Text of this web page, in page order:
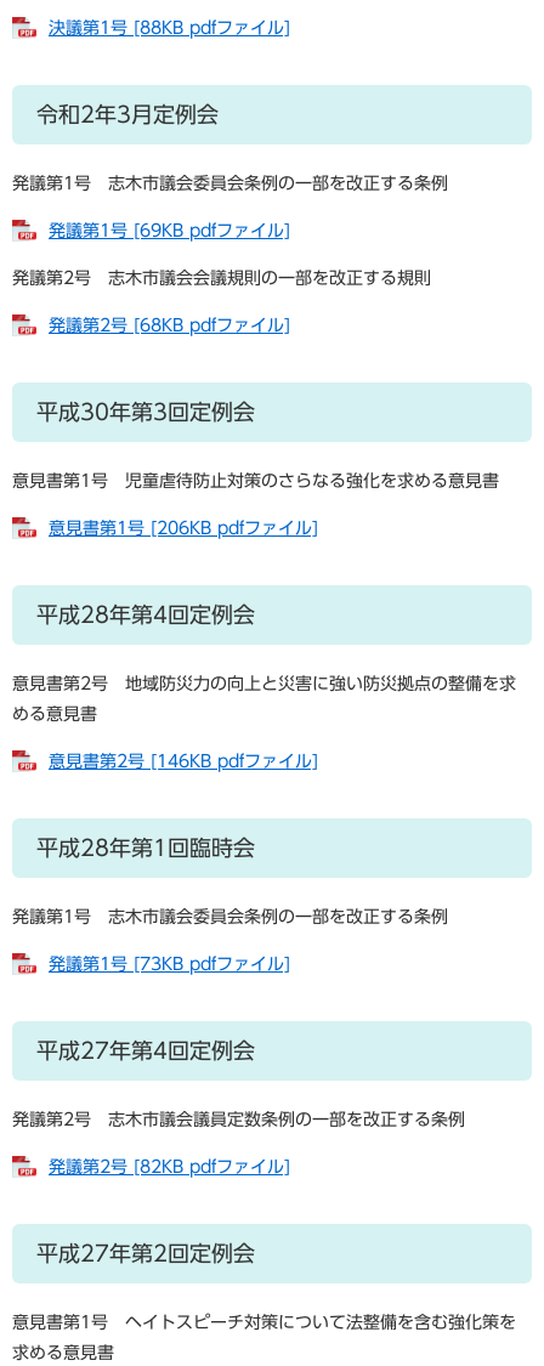
決議第1号 [88KB pdfファイル]
令和2年3月定例会
発議第1号 志木市議会委員会条例の一部を改正する条例
発議第1号 [69KB pdfファイル]
発議第2号 志木市議会会議規則の一部を改正する規則
発議第2号 [68KB pdfファイル]
平成30年第3回定例会
意見書第1号 児童虐待防止対策のさらなる強化を求める意見書
意見書第1号 [206KB pdfファイル]
平成28年第4回定例会
意見書第2号 地域防災力の向上と災害に強い防災拠点の整備を求
める意見書
意見書第2号 [146KB pdfファイル]
平成28年第1回臨時会
発議第1号 志木市議会委員会条例の一部を改正する条例
発議第1号 [73KB pdfファイル]
平成27年第4回定例会
発議第2号 志木市議会議員定数条例の一部を改正する条例
発議第2号 [82KB pdfファイル]
平成27年第2回定例会
意見書第1号 ヘイトスピーチ対策について法整備を含む強化策を
求める意見書